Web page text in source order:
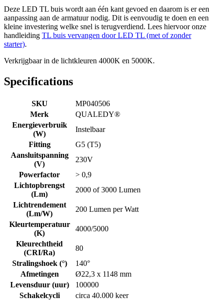
Deze LED TL buis wordt aan één kant gevoed en daarom is er een
aanpassing aan de armatuur nodig. Dit is eenvoudig te doen en een
kleine investering welke snel is terugverdiend. Lees hiervoor onze
handleiding TL buis vervangen door LED TL (met of zonder
starter).
Verkrijgbaar in de lichtkleuren 4000K en 5000K.
Specifications
SKU
MP040506
Merk
QUALEDY®
Energieverbruik
(W)
Instelbaar
Fitting
G5 (T5)
Aansluitspanning
(V)
230V
Powerfactor
> 0,9
Lichtopbrengst
(Lm)
2000 of 3000 Lumen
Lichtrendement
(Lm/W)
200 Lumen per Watt
Kleurtemperatuur
(K)
4000/5000
Kleurechtheid
(CRI/Ra)
80
Stralingshoek (°)
140°
Afmetingen
Ø22,3 x 1148 mm
Levensduur (uur)
100000
Schakelcycli
circa 40.000 keer